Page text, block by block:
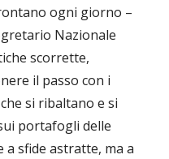
ogni giorno –
Nazionale
scorrette,
il passo con i
si ribaltano e si
portafogli delle
sfide astratte, ma a